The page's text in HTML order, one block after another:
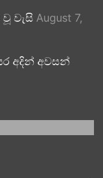
වූ වැසි August 7,
අදින් අවසන්